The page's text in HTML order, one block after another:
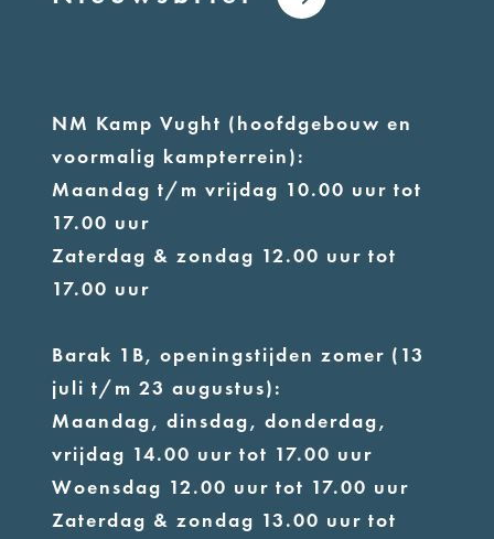
NM Kamp Vught (hoofdgebouw en
voormalig kampterrein):
Maandag t/m vrijdag 10.00 uur tot
17.00 uur
Zaterdag & zondag 12.00 uur tot
17.00 uur
Barak 1B, openingstijden zomer (13
juli t/m 23 augustus):
Maandag, dinsdag, donderdag,
vrijdag 14.00 uur tot 17.00 uur
Woensdag 12.00 uur tot 17.00 uur
Zaterdag & zondag 13.00 uur tot